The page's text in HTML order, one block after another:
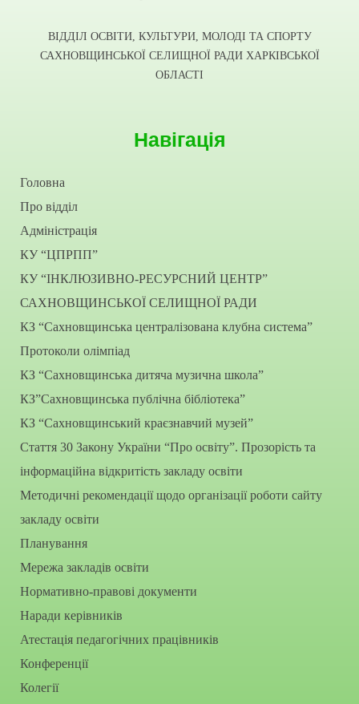
ВІДДІЛ ОСВІТИ, КУЛЬТУРИ, МОЛОДІ ТА СПОРТУ
САХНОВЩИНСЬКОЇ СЕЛИЩНОЇ РАДИ ХАРКІВСЬКОЇ
ОБЛАСТІ
Навігація
Головна
Про відділ
Адміністрація
КУ “ЦПРПП”
КУ “ІНКЛЮЗИВНО-РЕСУРСНИЙ ЦЕНТР”
САХНОВЩИНСЬКОЇ СЕЛИЩНОЇ РАДИ
КЗ “Сахновщинська централізована клубна система”
Протоколи олімпіад
КЗ “Сахновщинська дитяча музична школа”
КЗ”Сахновщинська публічна бібліотека”
КЗ “Сахновщинський краєзнавчий музей”
Стаття 30 Закону України “Про освіту”. Прозорість та
інформаційна відкритість закладу освіти
Методичні рекомендації щодо організації роботи сайту
закладу освіти
Планування
Мережа закладів освіти
Нормативно-правові документи
Наради керівників
Атестація педагогічних працівників
Конференції
Колегії